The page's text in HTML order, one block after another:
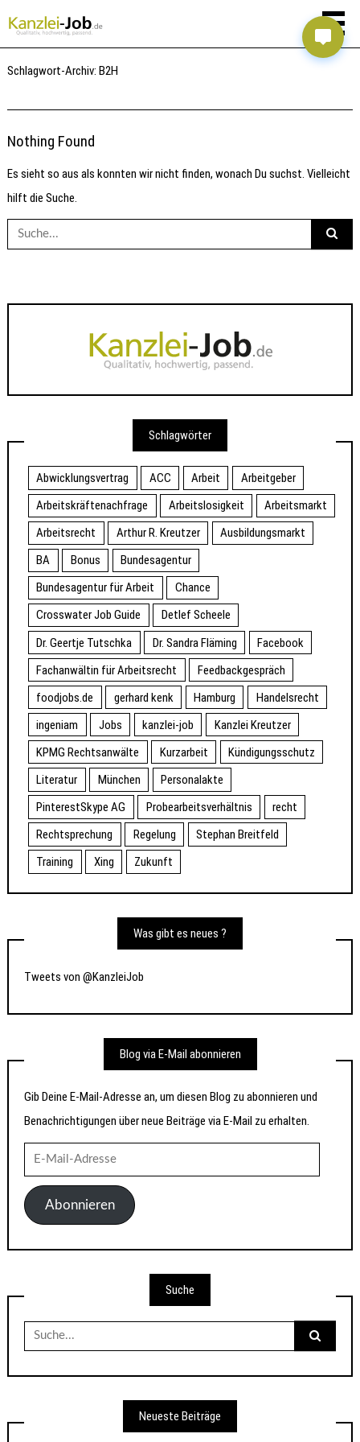
Schlagwort-Archiv:B2H
Nothing Found
Es sieht so aus als konnten wir nicht finden, wonach Du suchst. Vielleicht
hilft die Suche.
Suche
nach:
Schlagwörter
Abwicklungsvertrag ACC Arbeit
Arbeitgeber
Arbeitskräftenachfrage
Arbeitslosigkeit
Arbeitsmarkt
Arbeitsrecht
Arthur R. Kreutzer
Ausbildungsmarkt
BA
Bonus
Bundesagentur
Bundesagentur für Arbeit
Chance
Crosswater Job Guide
Detlef Scheele
Dr. Geertje Tutschka
Dr. Sandra Fläming
Facebook
Fachanwältin für Arbeitsrecht
Feedbackgespräch
foodjobs.de
gerhard kenk Hamburg
Handelsrecht
ingeniam
Jobs kanzlei-job
Kanzlei Kreutzer
KPMG Rechtsanwälte
Kurzarbeit
Kündigungsschutz
Literatur
München
Personalakte
PinterestSkype AG
Probearbeitsverhältnis
recht
Rechtsprechung
Regelung
Stephan Breitfeld
Training
Xing Zukunft
Was gibt es neues ?
Tweets von @KanzleiJob
Blog via E-Mail abonnieren
Gib Deine E-Mail-Adresse an, um diesen Blog zu abonnieren und
Benachrichtigungen über neue Beiträge via E-Mail zu erhalten.
Mail-
AdresseAbonnieren
Suche
Suche
nach:
Neueste Beiträge